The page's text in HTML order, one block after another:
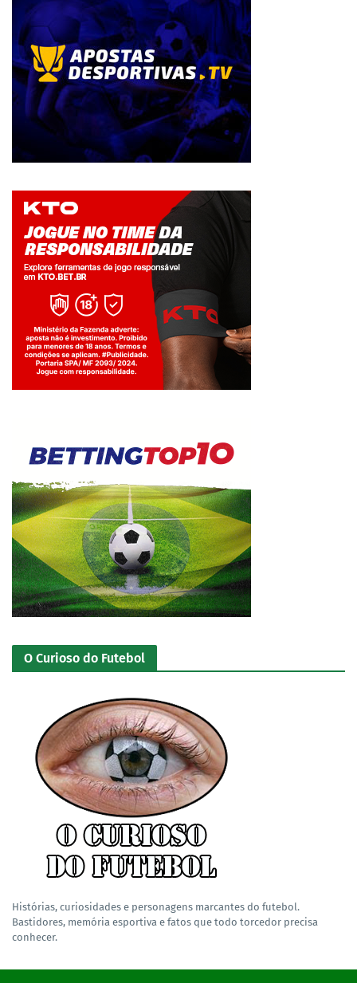
Jogue com responsabilidade. 18+
O Curioso do Futebol
Histórias, curiosidades e personagens marcantes do futebol.
Bastidores, memória esportiva e fatos que todo torcedor precisa
conhecer.